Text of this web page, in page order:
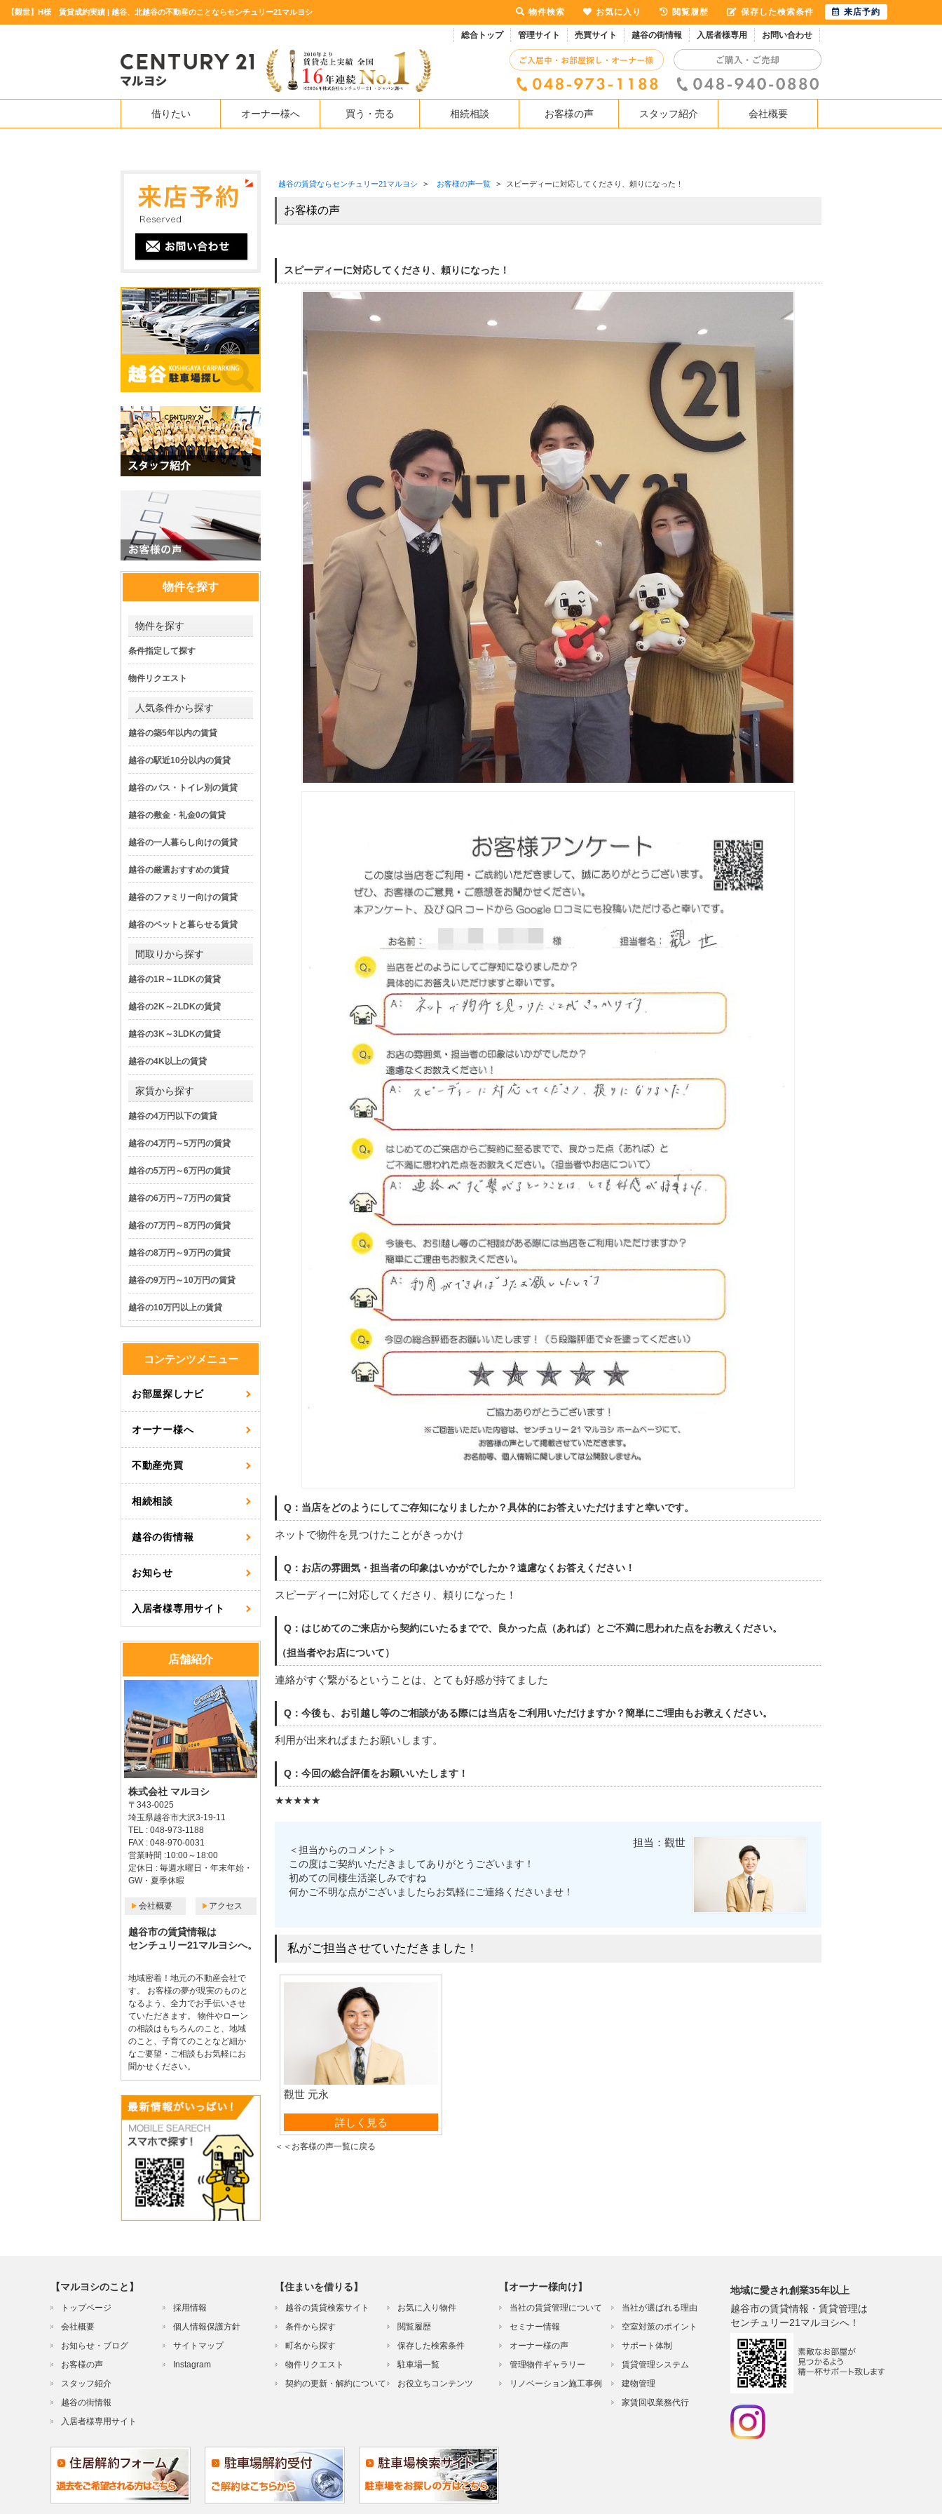
【觀世】H様 賃貸成約実績 | 越谷、北越谷の不動産のことならセンチュリー21マルヨシ
総合トップ 管理サイト 売買サイト 越谷の街情報 入居者様専用 お問い合わせ
借りたい オーナー様へ 買う・売る 相続相談 お客様の声 スタッフ紹介 会社概要
越谷の賃貸ならセンチュリー21マルヨシ > お客様の声一覧 > スピーディーに対応してくださり、頼りになった！
お客様の声
スピーディーに対応してくださり、頼りになった！
Q：当店をどのようにしてご存知になりましたか？具体的にお答えいただけますと幸いです。
ネットで物件を見つけたことがきっかけ
Q：お店の雰囲気・担当者の印象はいかがでしたか？遠慮なくお答えください！
スピーディーに対応してくださり、頼りになった！
Q：はじめてのご来店から契約にいたるまでで、良かった点（あれば）とご不満に思われた点をお教えください。
（担当者やお店について）
連絡がすぐ繋がるということは、とても好感が持てました
Q：今後も、お引越し等のご相談がある際には当店をご利用いただけますか？簡単にご理由もお教えください。
利用が出来ればまたお願いします。
Q：今回の総合評価をお願いいたします！
★★★★★
＜担当からのコメント＞
この度はご契約いただきましてありがとうございます！
初めての同棲生活楽しみですね
何かご不明な点がございましたらお気軽にご連絡くださいませ！
担当：觀世
私がご担当させていただきました！
觀世 元永
賃貸営業部詳しく見る
＜＜お客様の声一覧に戻る
物件を探す
物件を探す
条件指定して探す
物件リクエスト
人気条件から探す
越谷の築5年以内の賃貸
越谷の駅近10分以内の賃貸
越谷のバス・トイレ別の賃貸
越谷の敷金・礼金0の賃貸
越谷の一人暮らし向けの賃貸
越谷の厳選おすすめの賃貸
越谷のファミリー向けの賃貸
越谷のペットと暮らせる賃貸
間取りから探す
越谷の1R～1LDKの賃貸
越谷の2K～2LDKの賃貸
越谷の3K～3LDKの賃貸
越谷の4K以上の賃貸
家賃から探す
越谷の4万円以下の賃貸
越谷の4万円～5万円の賃貸
越谷の5万円～6万円の賃貸
越谷の6万円～7万円の賃貸
越谷の7万円～8万円の賃貸
越谷の8万円～9万円の賃貸
越谷の9万円～10万円の賃貸
越谷の10万円以上の賃貸
コンテンツメニュー
お部屋探しナビ
オーナー様へ
不動産売買
相続相談
越谷の街情報
お知らせ
入居者様専用サイト
店舗紹介
株式会社 マルヨシ
〒343-0025
埼玉県越谷市大沢3-19-11
TEL : 048-973-1188
FAX : 048-970-0031
営業時間 :10:00～18:00
定休日 : 毎週水曜日・年末年始・
GW・夏季休暇
会社概要 アクセス
越谷市の賃貸情報は
センチュリー21マルヨシへ。
地域密着！地元の不動産会社で
す。 お客様の夢が現実のものと
なるよう、全力でお手伝いさせ
ていただきます。 物件やローン
の相談はもちろんのこと、地域
のこと、子育てのことなど細か
なご要望・ご相談もお気軽にお
聞かせください。
【マルヨシのこと】
トップページ
会社概要
お知らせ・ブログ
お客様の声
スタッフ紹介
越谷の街情報
入居者様専用サイト
採用情報
個人情報保護方針
サイトマップ
Instagram
【住まいを借りる】
越谷の賃貸検索サイト
条件から探す
町名から探す
物件リクエスト
契約の更新・解約について
お気に入り物件
閲覧履歴
保存した検索条件
駐車場一覧
お役立ちコンテンツ
【オーナー様向け】
当社の賃貸管理について
セミナー情報
オーナー様の声
管理物件ギャラリー
リノベーション施工事例
当社が選ばれる理由
空室対策のポイント
サポート体制
賃貸管理システム
建物管理
家賃回収業務代行
地域に愛され創業35年以上
越谷市の賃貸情報・賃貸管理は
センチュリー21マルヨシへ！
物件検索 お気に入り 閲覧履歴 保存した検索条件 来店予約